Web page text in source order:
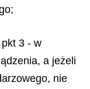
3 - w
a jeżeli
nie